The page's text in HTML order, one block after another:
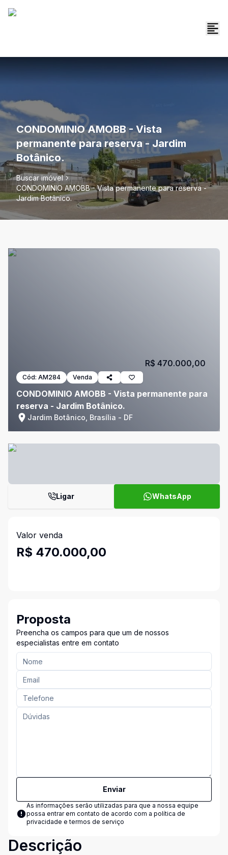
CONDOMINIO AMOBB - Vista
permanente para reserva - Jardim
Botânico.
Buscar imóvel
CONDOMINIO AMOBB - Vista permanente para reserva -
Jardim Botânico.
Cód: AM284 Venda
CONDOMINIO AMOBB - Vista permanente para
reserva - Jardim Botânico.
Jardim Botânico, Brasília - DF
R$ 470.000,00
Ligar WhatsApp
Valor venda
R$ 470.000,00
Proposta
Preencha os campos para que um de nossos
especialistas entre em contato
Enviar
As informações serão utilizadas para que a nossa equipe
possa entrar em contato de acordo com a política de
privacidade e termos de serviço
Descrição